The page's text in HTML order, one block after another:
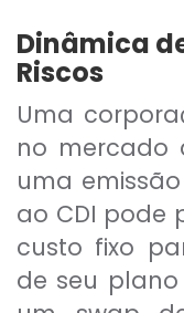
Dinâmica
Riscos
Uma
no mercado
uma
ao CDI pode
custo fixo
de seu